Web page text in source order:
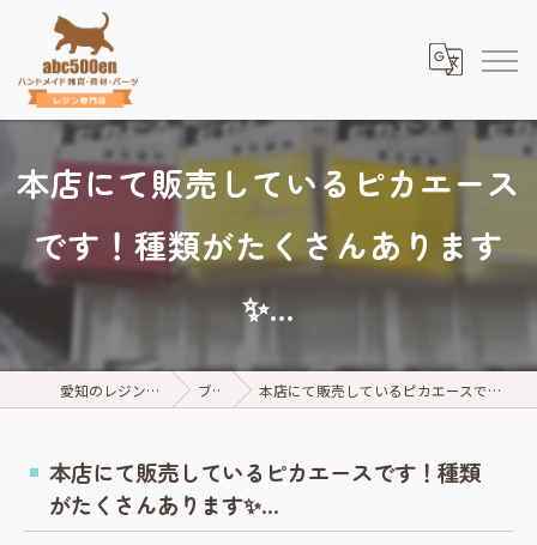
本店にて販売しているピカエース
です！種類がたくさんあります
✨...
愛知のレジンならabc500en ブログ 本店にて販売しているピカエースです！種類がたくさんあります✨...
本店にて販売しているピカエースです！種類
がたくさんあります✨...